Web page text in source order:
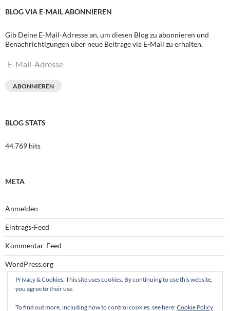
BLOG VIA E-MAIL ABONNIEREN
Gib Deine E-Mail-Adresse an, um diesen Blog zu abonnieren und
Benachrichtigungen über neue Beiträge via E-Mail zu erhalten.
E-
ABONNIEREN
BLOG STATS
44.769 hits
META
Anmelden
Eintrags-Feed
Kommentar-Feed
WordPress.org
Privacy & Cookies: This site uses cookies. By continuing to use this website,
you agree to their use.
To find out more, including how to control cookies, see here:Cookie Policy